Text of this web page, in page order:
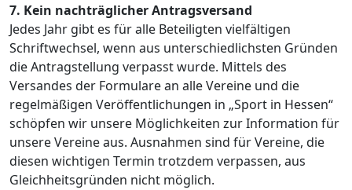
7. Kein nachträglicher Antragsversand
Jedes Jahr gibt es für alle Beteiligten vielfältigen
Schriftwechsel, wenn aus unterschiedlichsten Gründen
die Antragstellung verpasst wurde. Mittels des
Versandes der Formulare an alle Vereine und die
regelmäßigen Veröffentlichungen in „Sport in Hessen“
schöpfen wir unsere Möglichkeiten zur Information für
unsere Vereine aus. Ausnahmen sind für Vereine, die
diesen wichtigen Termin trotzdem verpassen, aus
Gleichheitsgründen nicht möglich.